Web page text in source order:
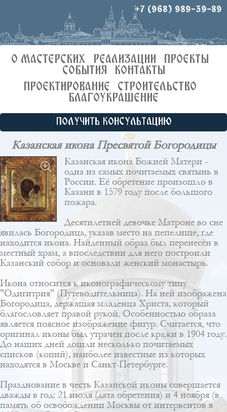
+7 (968) 989-39-89
О МАСТЕРСКИХ РЕАЛИЗАЦИИ
ПРОЕКТЫ
СОБЫТИЯ
КОНТАКТЫ
ПРОЕКТИРОВАНИЕ
СТРОИТЕЛЬСТВО
БЛАГОУКРАШЕНИЕ
ПОЛУЧИТЬ КОНСУЛЬТАЦИЮ
Казанская икона Пресвятой Богородицы
Казанская икона Божией Матери -
одна из самых почитаемых святынь в
России. Её обретение произошло в
Казани в 1579 году после большого
пожара.
Десятилетней девочке Матроне во сне
явилась Богородица, указав место на пепелище, где
находится икона. Найденный образ был перенесён в
местный храм, а впоследствии для него построили
Казанский собор и основали женский монастырь.
Икона относится к иконографическому типу
"Одигитрия" (Путеводительница). На ней изображена
Богородица, держащая младенца Христа, который
благословляет правой рукой. Особенностью образа
является поясное изображение фигур. Считается, что
оригинал иконы был утрачен после кражи в 1904 году.
До наших дней дошли несколько почитаемых
списков (копий), наиболее известные из которых
находятся в Москве и Санкт-Петербурге.
Празднование в честь Казанской иконы совершается
дважды в год: 21 июля (дата обретения) и 4 ноября (в
память об освобождении Москвы от интервентов в